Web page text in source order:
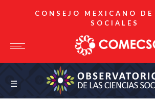
CONSEJO MEXICANO
SOCIALES
Observatorio de las Ciencias
☰